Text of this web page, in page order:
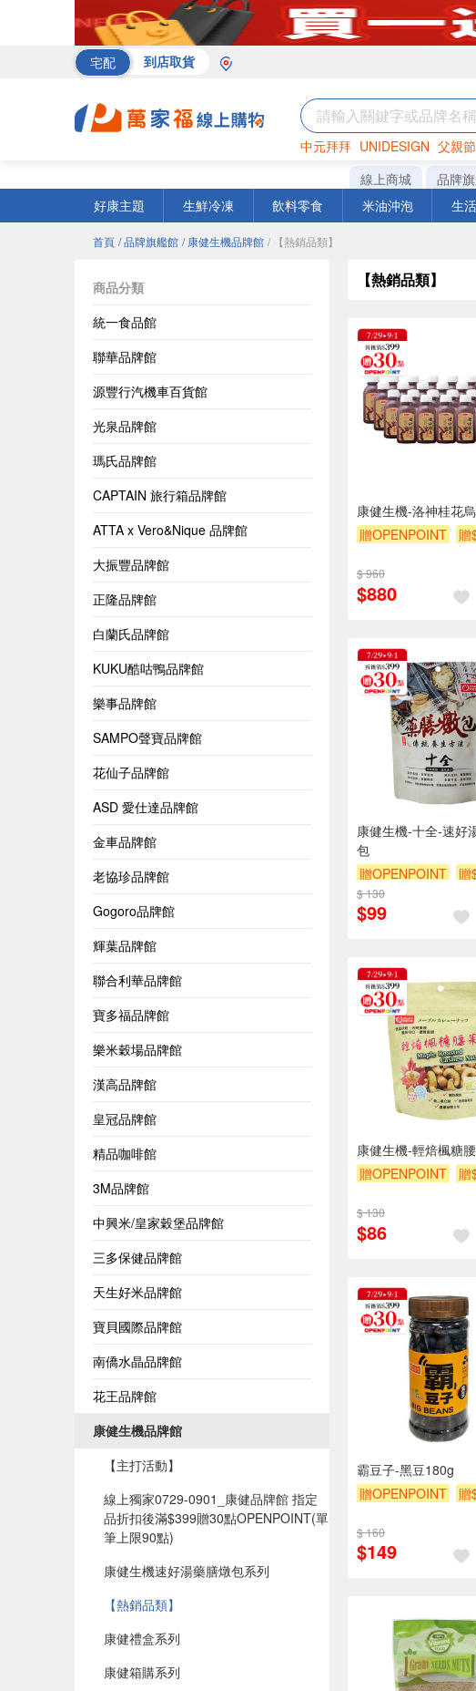
宅配 到店取貨
中元拜拜 UNIDESIGN 父親
海苔 巧克力 衛生紙
線上商城 品牌
好康主題
生鮮冷凍 飲料零食 米油沖泡 生
首頁 / 品牌旗艦館 / 康健生機品牌館 / 【熱銷品類】
商品分類
統一食品館
聯華品牌館
源豐行汽機車百貨館
光泉品牌館
瑪氏品牌館
CAPTAIN 旅行箱品牌館
ATTA x Vero&Nique 品牌館
大振豐品牌館
正隆品牌館
白蘭氏品牌館
KUKU酷咕鴨品牌館
樂事品牌館
SAMPO聲寶品牌館
花仙子品牌館
ASD 愛仕達品牌館
金車品牌館
老協珍品牌館
Gogoro品牌館
輝葉品牌館
聯合利華品牌館
寶多福品牌館
樂米穀場品牌館
漢高品牌館
皇冠品牌館
精品咖啡館
3M品牌館
中興米/皇家穀堡品牌館
三多保健品牌館
天生好米品牌館
寶貝國際品牌館
南僑水晶品牌館
花王品牌館
康健生機品牌館
【主打活動】
線上獨家0729-0901_康健品牌館 指定
品折扣後滿$399贈30點OPENPOINT(單
筆上限90點)​
康健生機速好湯藥膳燉包系列
【熱銷品類】
康健禮盒系列
康健箱購系列
【熱銷品類】
康健生機-洛神桂花
贈OPENPOINT
贈
$ 960
$880
康健生機-十全-速好
包
贈OPENPOINT
贈
$ 130
$99
康健生機-輕焙楓糖
贈OPENPOINT
贈
$ 130
$86
霸豆子-黑豆180g
贈OPENPOINT
贈
$ 160
$149